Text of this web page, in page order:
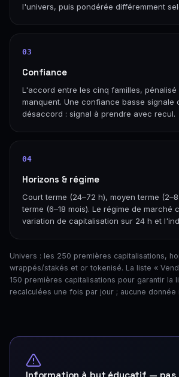
l'univers, puis pondérée différemment
03
Confiance
L'accord entre les cinq familles, pénalisé
manquent. Une confiance basse signale
désaccord : signal à prendre avec recul.
04
Horizons & régime
Court terme (24–72 h), moyen terme
terme (6–18 mois). Le régime de marché
variation de capitalisation sur 24 h et
Univers : les 250 premières capitalisations,
wrappés/stakés et or tokenisé. La liste «
150 premières capitalisations pour garantir la
recalculées une fois par jour ; aucune donnée